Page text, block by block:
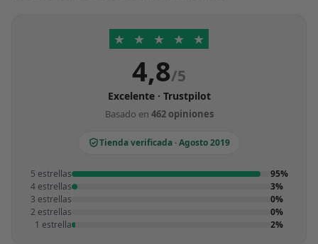
★ ★ ★ ★ ★
4,8/5
Excelente · Trustpilot
Basado en 462 opiniones
Tienda verificada · Agosto 2019
5 estrellas
95%
4 estrellas
3%
3 estrellas
0%
2 estrellas
0%
1 estrella
2%